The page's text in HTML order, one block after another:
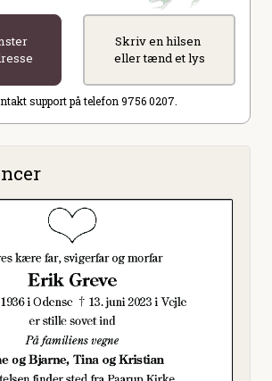
Skriv en hilsen
eller tænd et lys
support på telefon 9756 0207.